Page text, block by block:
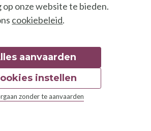
onze website te bieden.
cookiebeleid.
aanvaarden
zonder te aanvaarden
instellen
zijn gids met